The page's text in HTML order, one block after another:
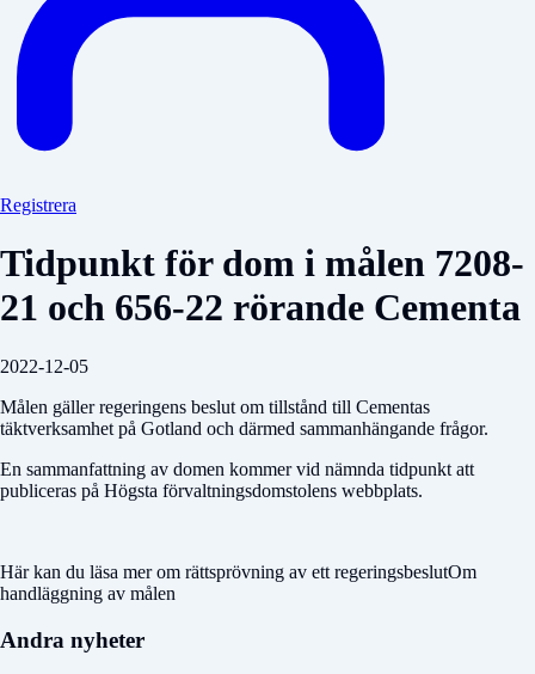
Registrera
Tidpunkt för dom i målen 7208-
21 och 656-22 rörande Cementa
2022-12-05
Målen gäller regeringens beslut om tillstånd till Cementas
täktverksamhet på Gotland och därmed sammanhängande frågor.
En sammanfattning av domen kommer vid nämnda tidpunkt att
publiceras på Högsta förvaltningsdomstolens webbplats.
Här kan du läsa mer om rättsprövning av ett regeringsbeslutOm
handläggning av målen
Andra nyheter